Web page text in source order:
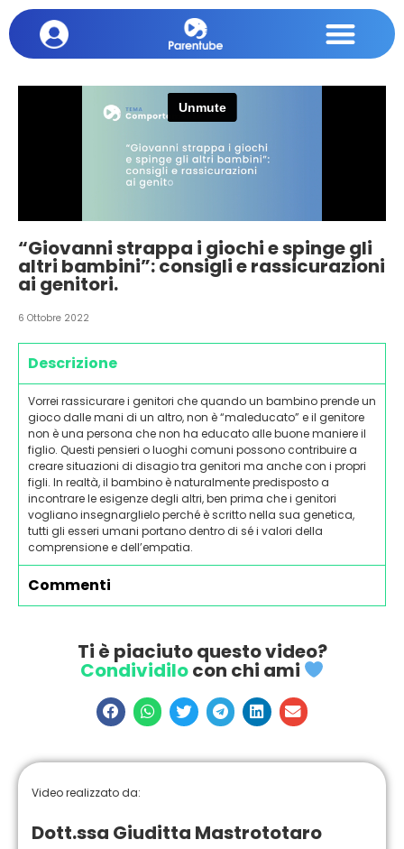
“Giovanni strappa i giochi e spinge gli
altri bambini”: consigli e rassicurazioni
ai genitori.
6 Ottobre 2022
Descrizione
Vorrei rassicurare i genitori che quando un bambino prende un
gioco dalle mani di un altro, non è “maleducato” e il genitore
non è una persona che non ha educato alle buone maniere il
figlio. Questi pensieri o luoghi comuni possono contribuire a
creare situazioni di disagio tra genitori ma anche con i propri
figli. In realtà, il bambino è naturalmente predisposto a
incontrare le esigenze degli altri, ben prima che i genitori
vogliano insegnarglielo perché è scritto nella sua genetica,
tutti gli esseri umani portano dentro di sé i valori della
comprensione e dell’empatia.
Commenti
Ti è piaciuto questo video?
Condividilocon chi ami
Video realizzato da:
Dott.ssa Giuditta Mastrototaro